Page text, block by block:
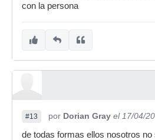
con la persona
#13 por Dorian Gray el 17/04/
de todas formas ellos nosotros